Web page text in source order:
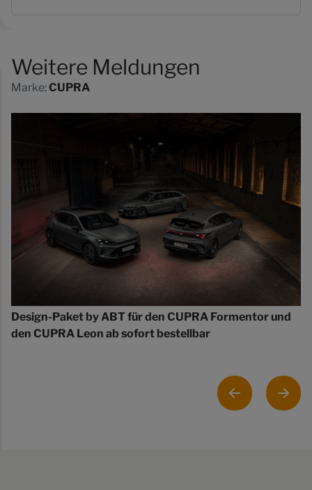
Weitere Meldungen
Marke:CUPRA
Design-Paket by ABT für den CUPRA Formentor und
den CUPRA Leon ab sofort bestellbar